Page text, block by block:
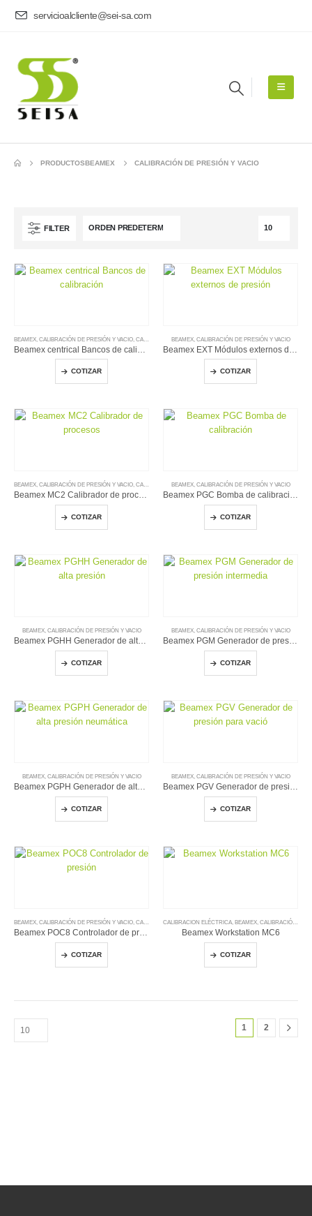
servicioalcliente@sei-sa.com
PRODUCTOSBEAMEX CALIBRACIÓN DE PRESIÓN Y VACIO
FILTER
BEAMEX CALIBRACIÓN DE PRESIÓN Y VACIO CALIBRACION ELÉCTRICA ,CALIBRADORES DE TEMPERATURA
COTIZAR
BEAMEX, CALIBRACIÓN DE PRESIÓN Y VACIO
COTIZAR
BEAMEX, CALIBRACIÓN DE PRESIÓN Y VACIO, CALIBRACION ELÉCTRICA , CALIBRADORES DE TEMPERATURA
Beamex MC2 Calibrador de procesos
COTIZAR
BEAMEX, CALIBRACIÓN DE PRESIÓN Y VACIO
Beamex PGC Bomba de calibración
COTIZAR
BEAMEX, CALIBRACIÓN DE PRESIÓN Y VACIO
Beamex PGHH Generador de alta presión
COTIZAR
BEAMEX, CALIBRACIÓN DE PRESIÓN Y VACIO
Beamex PGM Generador de presión intermedia
COTIZAR
BEAMEX, CALIBRACIÓN DE PRESIÓN Y VACIO
Beamex PGPH Generador de alta presión neumática
COTIZAR
BEAMEX, CALIBRACIÓN DE PRESIÓN Y VACIO
Beamex PGV Generador de presión para vació
COTIZAR
BEAMEX CALIBRACIÓN DE PRESIÓN Y VACIO CALIBRACION ELÉCTRICA CALIBRADORES DE TEMPERATURA
COTIZAR
CALIBRACION ELÉCTRICA BEAMEX CALIBRACIÓN DE PRESIÓN Y VACIO
Beamex Workstation MC6
COTIZAR
1 2